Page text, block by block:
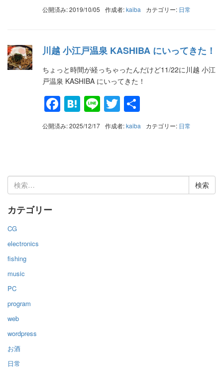
公開済み: 2019/10/05 作成者:kaiba カテゴリー: 日常
川越 小江戸温泉 KASHIBA にいってきた！
ちょっと時間が経っちゃったんだけど11/22に川越 小江
戸温泉 KASHIBA にいってきた！
Facebook
Hatena
LineTwitter
有
公開済み: 2025/12/17 作成者:kaiba カテゴリー: 日常
検
索:
カテゴリー
CG
electronics
fishing
music
PC
program
web
wordpress
お酒
日常